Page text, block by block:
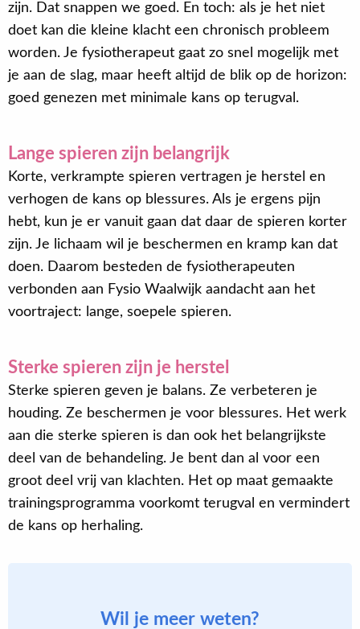
zijn. Dat snappen we goed. En toch: als je het niet
doet kan die kleine klacht een chronisch probleem
worden. Je fysiotherapeut gaat zo snel mogelijk met
je aan de slag, maar heeft altijd de blik op de horizon:
goed genezen met minimale kans op terugval.
Lange spieren zijn belangrijk
Korte, verkrampte spieren vertragen je herstel en
verhogen de kans op blessures. Als je ergens pijn
hebt, kun je er vanuit gaan dat daar de spieren korter
zijn. Je lichaam wil je beschermen en kramp kan dat
doen. Daarom besteden de fysiotherapeuten
verbonden aan Fysio Waalwijk aandacht aan het
voortraject: lange, soepele spieren.
Sterke spieren zijn je herstel
Sterke spieren geven je balans. Ze verbeteren je
houding. Ze beschermen je voor blessures. Het werk
aan die sterke spieren is dan ook het belangrijkste
deel van de behandeling. Je bent dan al voor een
groot deel vrij van klachten. Het op maat gemaakte
trainingsprogramma voorkomt terugval en vermindert
de kans op herhaling.
Wil je meer weten?